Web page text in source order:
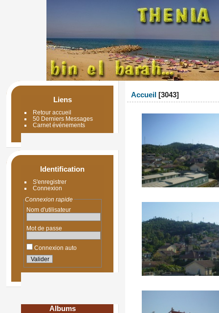
Liens
Retour accueil
50 Derniers Messages
Carnet événements
Identification
S'enregistrer
Connexion
Connexion rapide
Nom d'utilisateur
Mot de passe
Connexion auto
Albums
Accueil 3043